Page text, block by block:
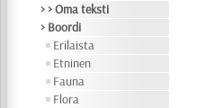
> > Oma teksti
> Boordi
Erilaista
Etninen
Fauna
Flora